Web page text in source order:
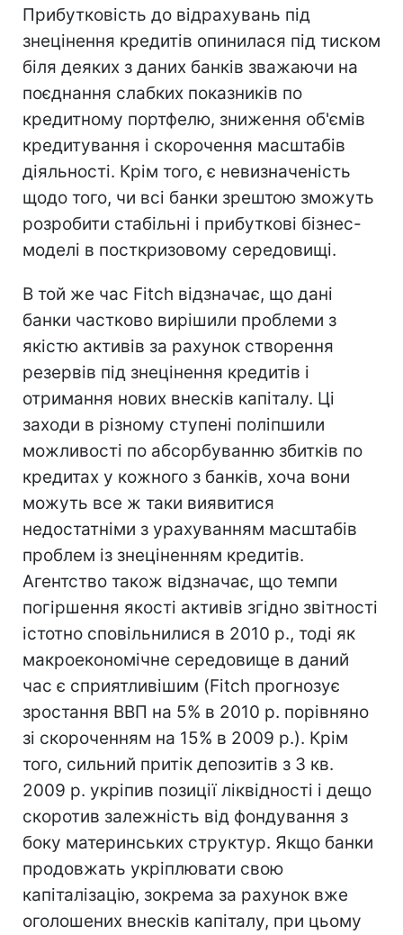
Прибутковість до відрахувань під
знецінення кредитів опинилася під тиском
біля деяких з даних банків зважаючи на
поєднання слабких показників по
кредитному портфелю, зниження об'ємів
кредитування і скорочення масштабів
діяльності. Крім того, є невизначеність
щодо того, чи всі банки зрештою зможуть
розробити стабільні і прибуткові бізнес-
моделі в посткризовому середовищі.
В той же час Fitch відзначає, що дані
банки частково вирішили проблеми з
якістю активів за рахунок створення
резервів під знецінення кредитів і
отримання нових внесків капіталу. Ці
заходи в різному ступені поліпшили
можливості по абсорбуванню збитків по
кредитах у кожного з банків, хоча вони
можуть все ж таки виявитися
недостатніми з урахуванням масштабів
проблем із знеціненням кредитів.
Агентство також відзначає, що темпи
погіршення якості активів згідно звітності
істотно сповільнилися в 2010 р., тоді як
макроекономічне середовище в даний
час є сприятливішим (Fitch прогнозує
зростання ВВП на 5% в 2010 р. порівняно
зі скороченням на 15% в 2009 р.). Крім
того, сильний притік депозитів з 3 кв.
2009 р. укріпив позиції ліквідності і дещо
скоротив залежність від фондування з
боку материнських структур. Якщо банки
продовжать укріплювати свою
капіталізацію, зокрема за рахунок вже
оголошених внесків капіталу, при цьому